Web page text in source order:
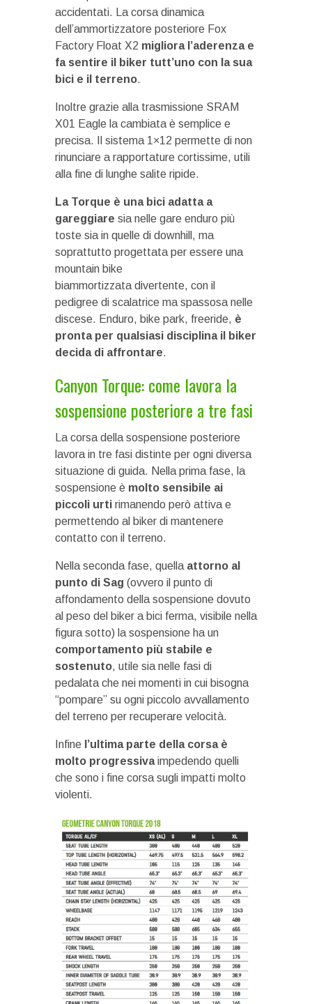
accidentati. La corsa dinamica
dell’ammortizzatore posteriore Fox
Factory Float X2 migliora l’aderenza e
fa sentire il biker tutt’uno con la sua
bici e il terreno.
Inoltre grazie alla trasmissione SRAM
X01 Eagle la cambiata è semplice e
precisa. Il sistema 1×12 permette di non
rinunciare a rapportature cortissime, utili
alla fine di lunghe salite ripide.
La Torque è una bici adatta a
gareggiare sia nelle gare enduro più
toste sia in quelle di downhill, ma
soprattutto progettata per essere una
mountain bike
biammortizzata divertente, con il
pedigree di scalatrice ma spassosa nelle
discese. Enduro, bike park, freeride, è
pronta per qualsiasi disciplina il biker
decida di affrontare.
Canyon Torque: come lavora la
sospensione posteriore a tre fasi
La corsa della sospensione posteriore
lavora in tre fasi distinte per ogni diversa
situazione di guida. Nella prima fase, la
sospensione è molto sensibile ai
piccoli urti rimanendo però attiva e
permettendo al biker di mantenere
contatto con il terreno.
Nella seconda fase, quella attorno al
punto di Sag (ovvero il punto di
affondamento della sospensione dovuto
al peso del biker a bici ferma, visibile nella
figura sotto) la sospensione ha un
comportamento più stabile e
sostenuto, utile sia nelle fasi di
pedalata che nei momenti in cui bisogna
“pompare” su ogni piccolo avvallamento
del terreno per recuperare velocità.
Infine l’ultima parte della corsa è
molto progressivaimpedendo quelli
che sono i fine corsa sugli impatti molto
violenti.